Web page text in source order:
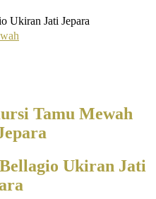
Tamu Mewah
Ukiran Jati